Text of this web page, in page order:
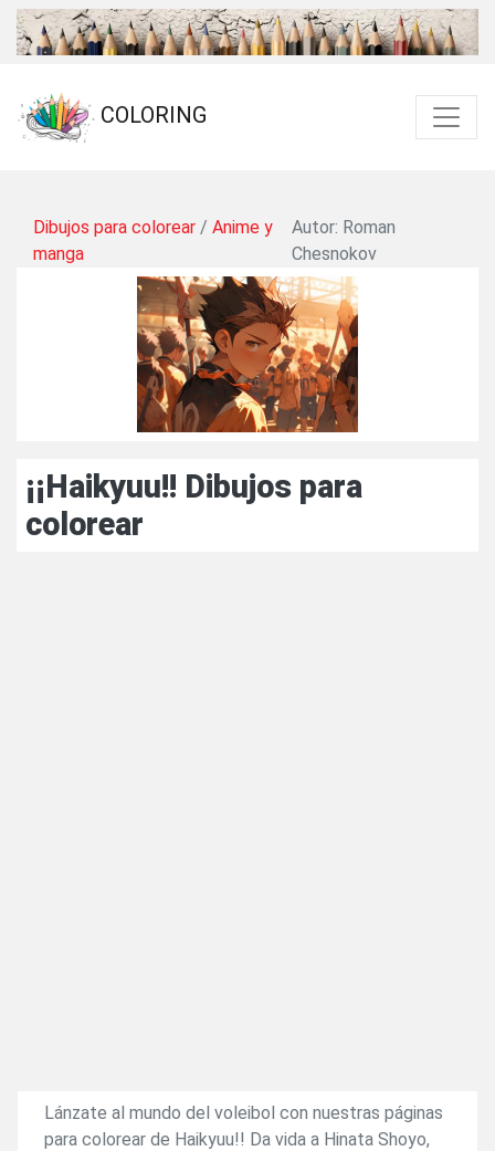
COLORING
Dibujos para colorear / Anime y
manga
Autor: Roman
Chesnokov
¡¡Haikyuu!! Dibujos para
colorear
Lánzate al mundo del voleibol con nuestras páginas
para colorear de Haikyuu!! Da vida a Hinata Shoyo,